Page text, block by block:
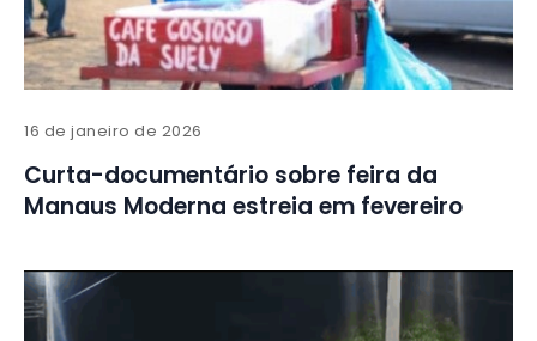
16 de janeiro de 2026
Curta-documentário sobre feira da
Manaus Moderna estreia em fevereiro